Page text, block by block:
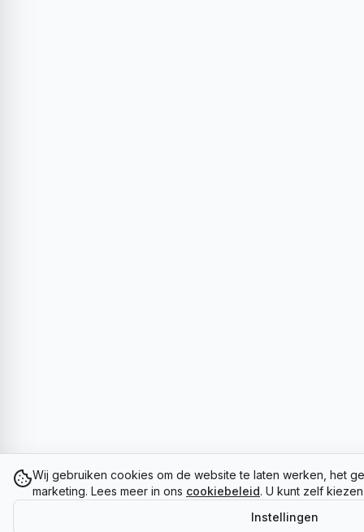
Wij gebruiken cookies om de website te laten werken, het
marketing. Lees meer in ons cookiebeleid. U kunt zelf
Instellingen